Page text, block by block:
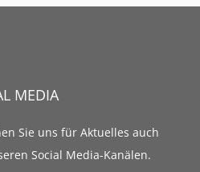
MEDIA
Sie uns für Aktuelles auch
Social Media-Kanälen.